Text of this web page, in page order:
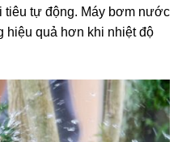
tiêu tự động. Máy bơm nước
hiệu quả hơn khi nhiệt độ